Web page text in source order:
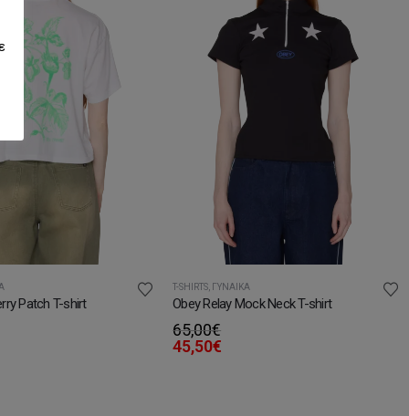
Patch T-shirt
T-SHIRTS, ΓΥΝΑΊΚΑ
Obey Relay Mock Neck T-shirt
65,00€
45,50€